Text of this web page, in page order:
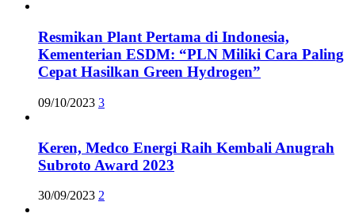
Resmikan Plant Pertama di Indonesia,
Kementerian ESDM: “PLN Miliki Cara Paling
Cepat Hasilkan Green Hydrogen”
09/10/2023 3
Keren, Medco Energi Raih Kembali Anugrah
Subroto Award 2023
30/09/2023 2